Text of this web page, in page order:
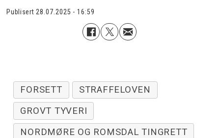
Publisert 28.07.2025 - 16:59
FORSETT
STRAFFELOVEN
GROVT TYVERI
NORDMØRE OG ROMSDAL TINGRETT